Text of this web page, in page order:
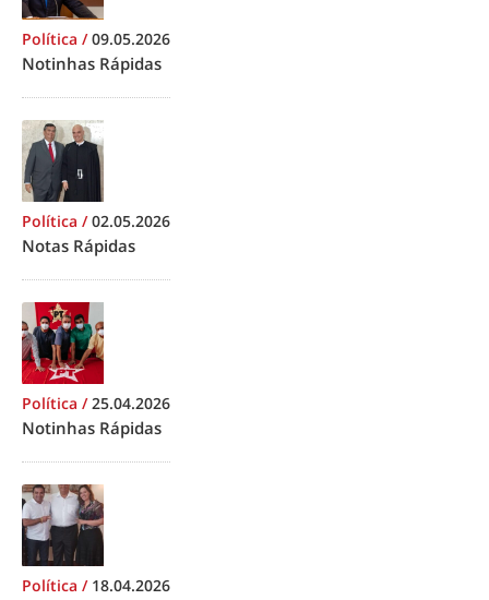
Política /09.05.2026
Notinhas Rápidas
Política /02.05.2026
Notas Rápidas
Política /25.04.2026
Notinhas Rápidas
Política / 18.04.2026